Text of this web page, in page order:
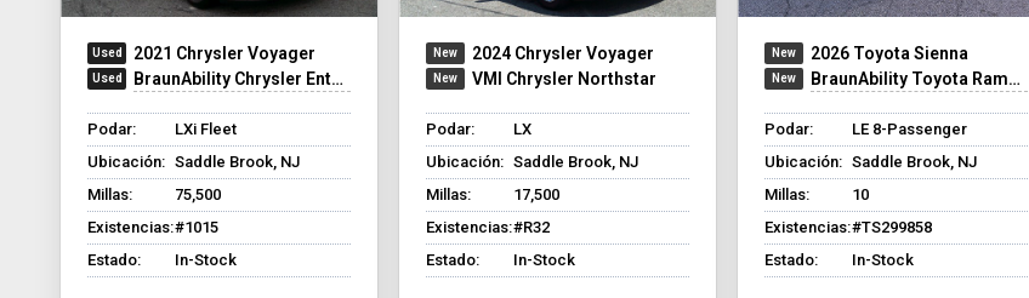
2021 Chrysler Voyager
BraunAbility Chrysler Entervan XT
Podar:
LXi Fleet
Ubicación: Saddle Brook, NJ
Millas:
75,500
Existencias:#1015
Estado:
In-Stock
2024 Chrysler Voyager
VMI Chrysler Northstar
Podar:
LX
Ubicación: Saddle Brook, NJ
Millas:
17,500
Existencias:#R32
Estado:
In-Stock
2026 Toyota Sienna
BraunAbility Toyota Rampvan XT
Podar:
LE 8-Passenger
Ubicación: Saddle Brook, NJ
Millas:
10
Existencias:#TS299858
Estado:
In-Stock